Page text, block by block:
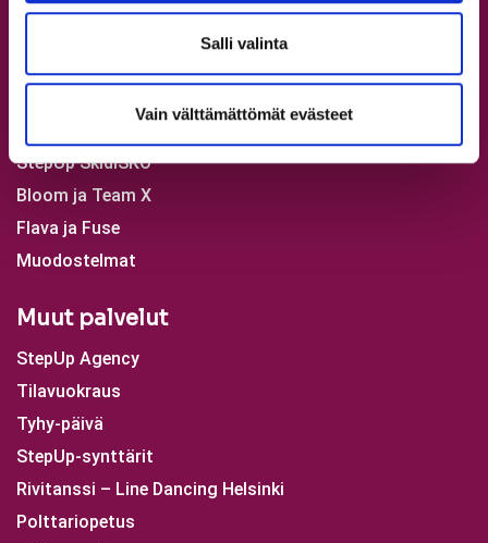
Salli valinta
Vain välttämättömät evästeet
Skene musiikkiteatterikoulu
StepUp SkidiSKO
Bloom ja Team X
Flava ja Fuse
Muodostelmat
Muut palvelut
StepUp Agency
Tilavuokraus
Tyhy-päivä
StepUp-synttärit
Rivitanssi – Line Dancing Helsinki
Polttariopetus